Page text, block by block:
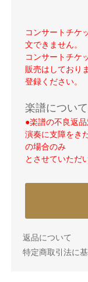
コンサートチケ
文できません。
コンサートチケ
販売はしており
登録ください。
楽譜について
●楽譜の不良返品
演奏に支障をき
の場合のみ
とさせていただ
返品について
特定商取引法に